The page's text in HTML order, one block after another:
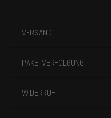
VERSAND
PAKETVERFOLGUNG
WIDERRUF